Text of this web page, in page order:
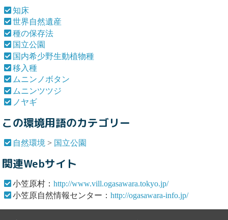
知床
世界自然遺産
種の保存法
国立公園
国内希少野生動植物種
移入種
ムニンノボタン
ムニンツツジ
ノヤギ
この環境用語のカテゴリー
自然環境 > 国立公園
関連Webサイト
小笠原村：http://www.vill.ogasawara.tokyo.jp/
小笠原自然情報センター：http://ogasawara-info.jp/